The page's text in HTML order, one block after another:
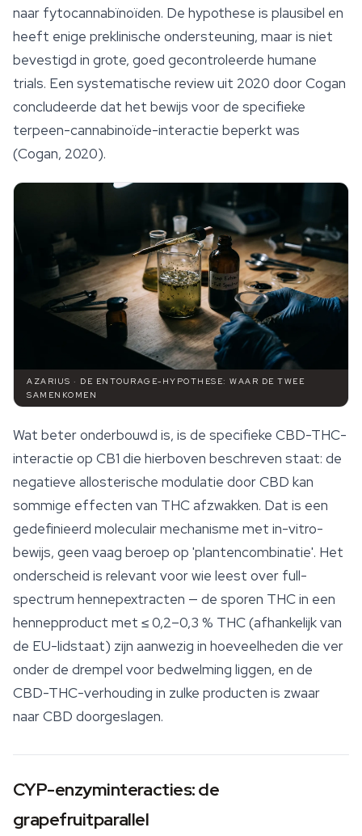
naar fytocannabïnoïden. De hypothese is plausibel en
heeft enige preklinische ondersteuning, maar is niet
bevestigd in grote, goed gecontroleerde humane
trials. Een systematische review uit 2020 door Cogan
concludeerde dat het bewijs voor de specifieke
terpeen-cannabinoïde-interactie beperkt was
(Cogan, 2020).
AZARIUS · DE ENTOURAGE-HYPOTHESE: WAAR DE TWEE
SAMENKOMEN
Wat beter onderbouwd is, is de specifieke CBD-THC-
interactie op CB1 die hierboven beschreven staat: de
negatieve allosterische modulatie door CBD kan
sommige effecten van THC afzwakken. Dat is een
gedefinieerd moleculair mechanisme met in-vitro-
bewijs, geen vaag beroep op 'plantencombinatie'. Het
onderscheid is relevant voor wie leest over full-
spectrum hennepextracten — de sporen THC in een
hennepproduct met ≤ 0,2–0,3 % THC (afhankelijk van
de EU-lidstaat) zijn aanwezig in hoeveelheden die ver
onder de drempel voor bedwelming liggen, en de
CBD-THC-verhouding in zulke producten is zwaar
naar CBD doorgeslagen.
CYP-enzyminteracties: de
grapefruitparallel